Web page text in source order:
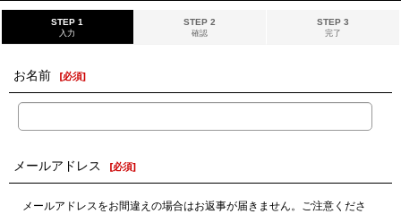
STEP 1
入力
STEP 2
確認
STEP 3
完了
お名前 [必須]
メールアドレス [必須]
メールアドレスをお間違えの場合はお返事が届きません。ご注意くださ